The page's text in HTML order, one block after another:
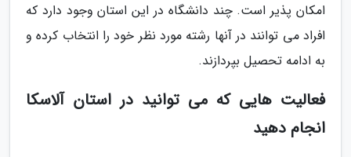
امکان پذیر است. چند دانشگاه در این استان وجود دارد که
افراد می توانند در آنها رشته مورد نظر خود را انتخاب کرده و
به ادامه تحصیل بپردازند.
فعالیت هایی که می توانید در استان آلاسکا
انجام دهید